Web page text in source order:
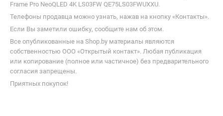
Frame Pro NeoQLED 4K LS03FW QE75LS03FWUXXU.
Телефоны продавца можно узнать, нажав на кнопку «Контакты».
Если Вы заметили ошибку, сообщите нам об этом.
Все опубликованные на Shop.by материалы являются
собственностью ООО «Открытый контакт». Любая публикация
или копирование (полное или частичное) без предварительного
согласия запрещены.
Приятных покупок!